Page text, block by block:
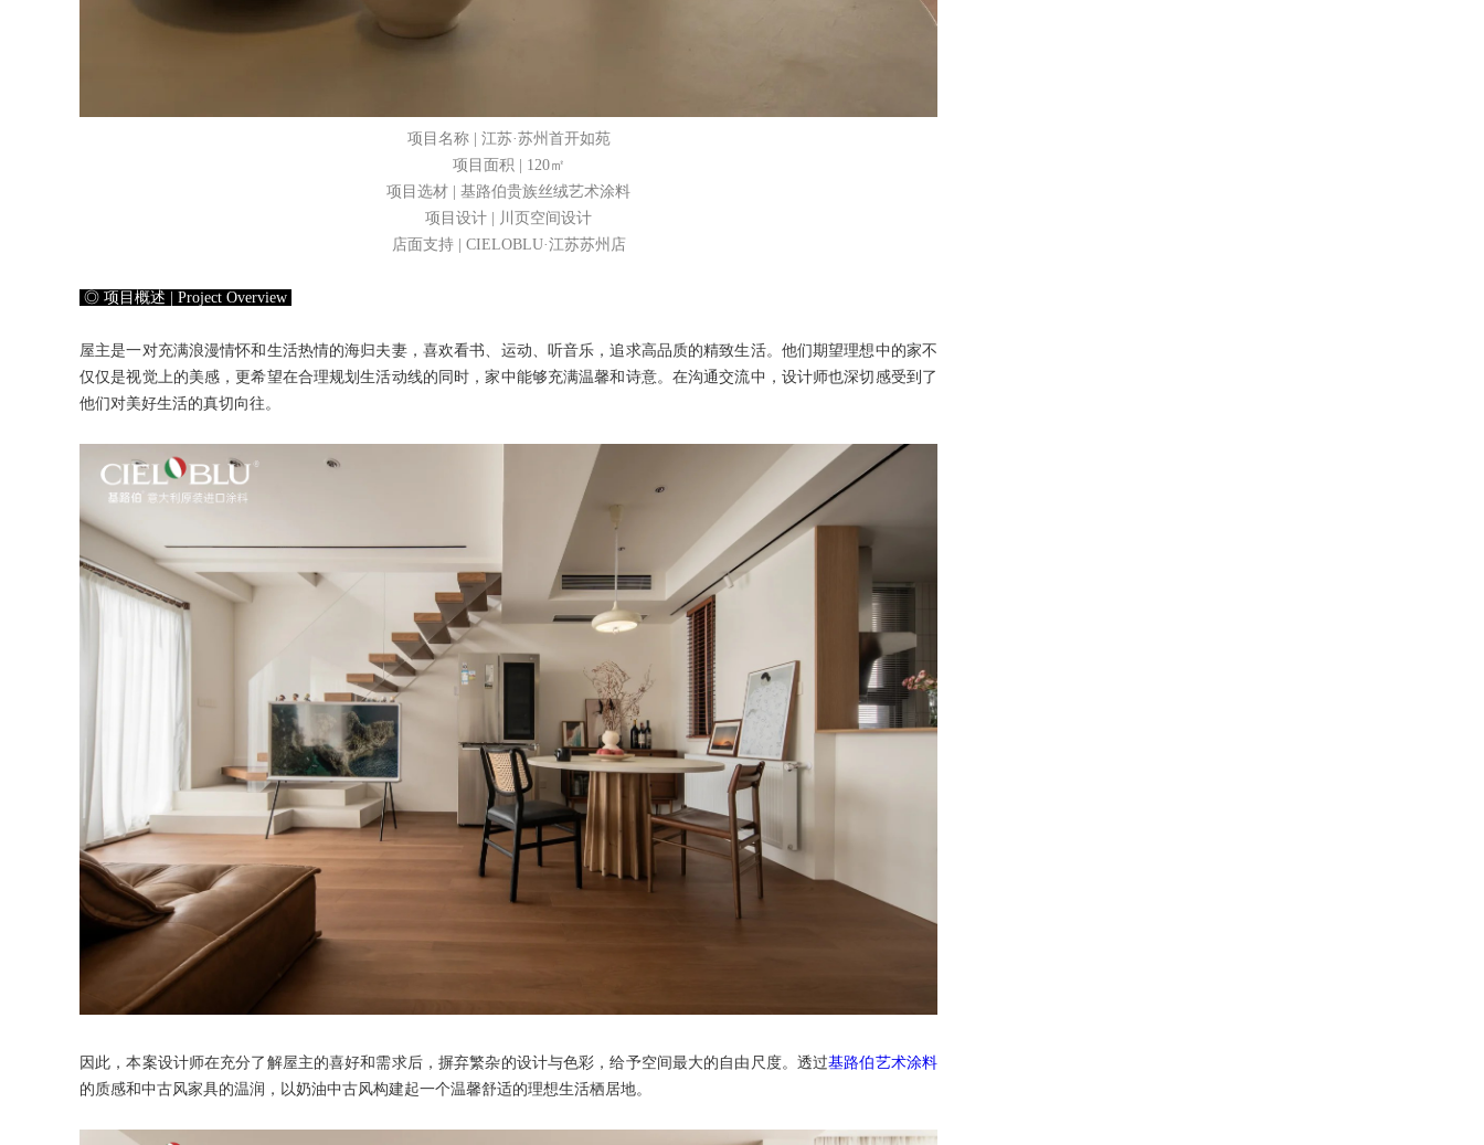
项目名称 | 江苏·苏州首开如苑
项目面积 | 120㎡
项目选材 | 基路伯贵族丝绒艺术涂料
项目设计 | 川页空间设计
店面支持 | CIELOBLU·江苏苏州店
◎ 项目概述 | Project Overview
屋主是一对充满浪漫情怀和生活热情的海归夫妻，喜欢看书、运动、听音乐，追求高品质的精致生活。他们期望理想中的家不
仅仅是视觉上的美感，更希望在合理规划生活动线的同时，家中能够充满温馨和诗意。在沟通交流中，设计师也深切感受到了
他们对美好生活的真切向往。
因此，本案设计师在充分了解屋主的喜好和需求后，摒弃繁杂的设计与色彩，给予空间最大的自由尺度。透过基路伯艺术涂料
的质感和中古风家具的温润，以奶油中古风构建起一个温馨舒适的理想生活栖居地。